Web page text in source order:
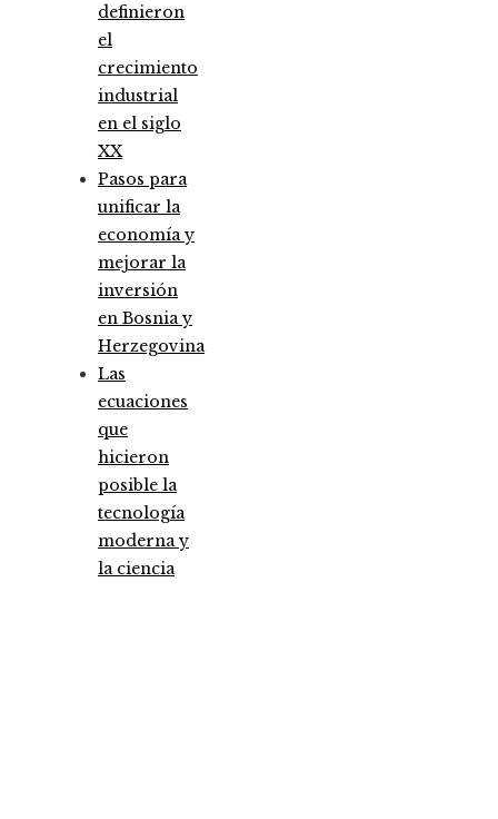
definieron
el
crecimiento
industrial
en el siglo
XX
Pasos para
unificar la
economía y
mejorar la
inversión
en Bosnia y
Herzegovina
Las
ecuaciones
que
hicieron
posible la
tecnología
moderna y
la ciencia